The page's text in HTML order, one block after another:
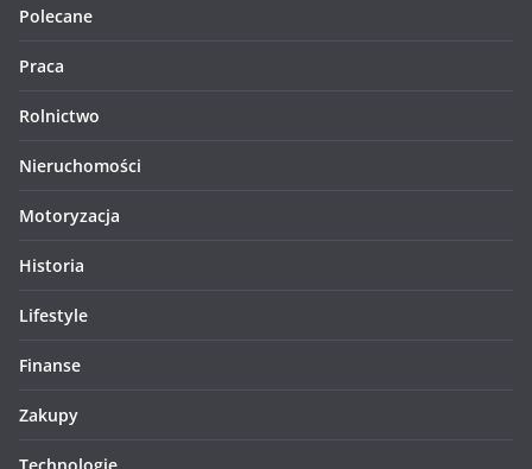
Polecane
Praca
Rolnictwo
Nieruchomości
Motoryzacja
Historia
Lifestyle
Finanse
Zakupy